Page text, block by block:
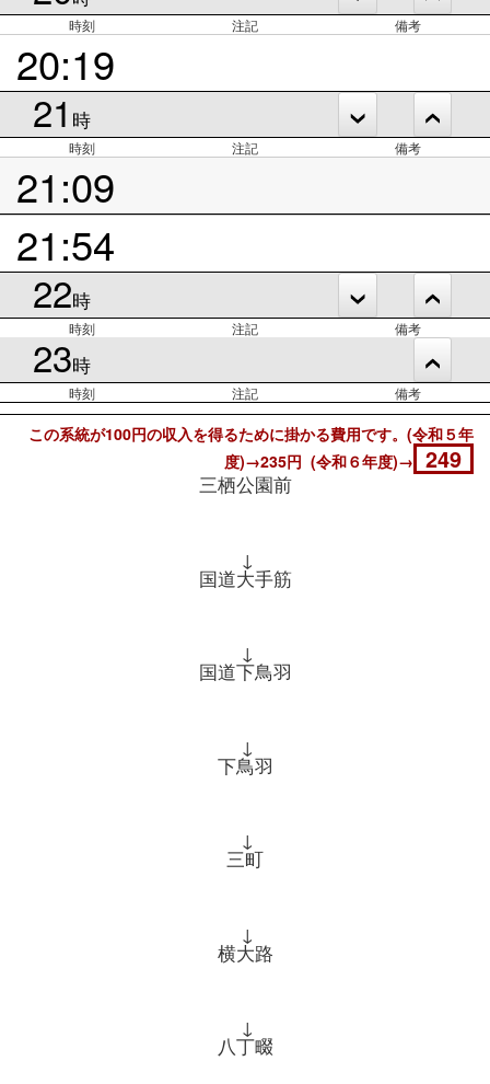
時刻 注記 備考
20:19
21 時
時刻 注記 備考
21:09
21:54
22時
時刻 注記 備考
23時
時刻 注記 備考
この系統が100円の収入を得るために掛かる費用です。(令和５年
度)→235円 (令和６年度)→ 249
三栖公園前
↓
国道大手筋
↓
国道下鳥羽
↓
下鳥羽
↓
三町
↓
横大路
↓
八丁畷